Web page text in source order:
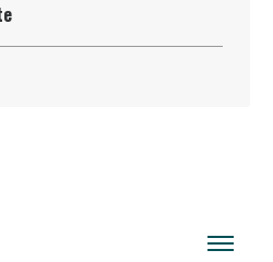
Sconto fino al 40% valido